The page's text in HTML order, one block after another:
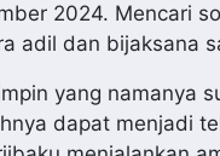
2024. Mencari
adil dan bijaksana
yang namanya
dapat menjadi